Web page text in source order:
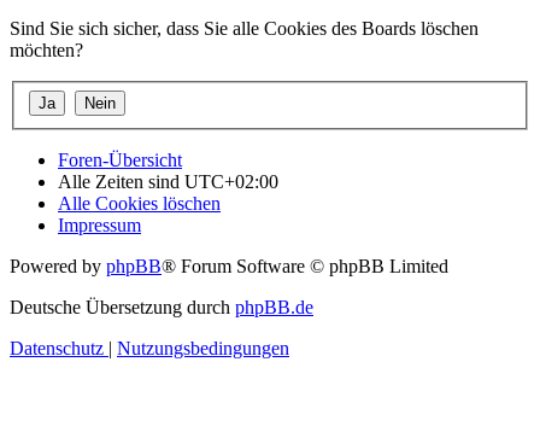
Sind Sie sich sicher, dass Sie alle Cookies des Boards löschen
möchten?
Foren-Übersicht
Alle Zeiten sind UTC+02:00
Alle Cookies löschen
Impressum
Powered by phpBB® Forum Software © phpBB Limited
Deutsche Übersetzung durch phpBB.de
Datenschutz | Nutzungsbedingungen